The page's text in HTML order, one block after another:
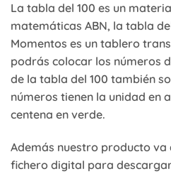
La tabla del 100 es un
matemáticas ABN, la tabla
Momentos es un tablero
podrás colocar los números
de la tabla del 100 también
números tienen la unidad en
centena en verde.
Además nuestro producto va
fichero digital para